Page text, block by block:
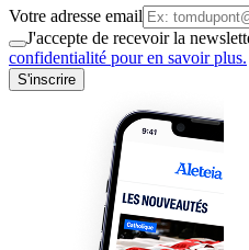
Votre adresse email
J'accepte de recevoir la
confidentialité pour en savoir plus.
S'inscrire